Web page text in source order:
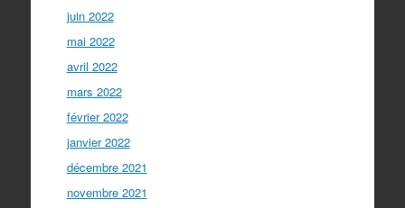
juin 2022
mai 2022
avril 2022
mars 2022
février 2022
janvier 2022
décembre 2021
novembre 2021